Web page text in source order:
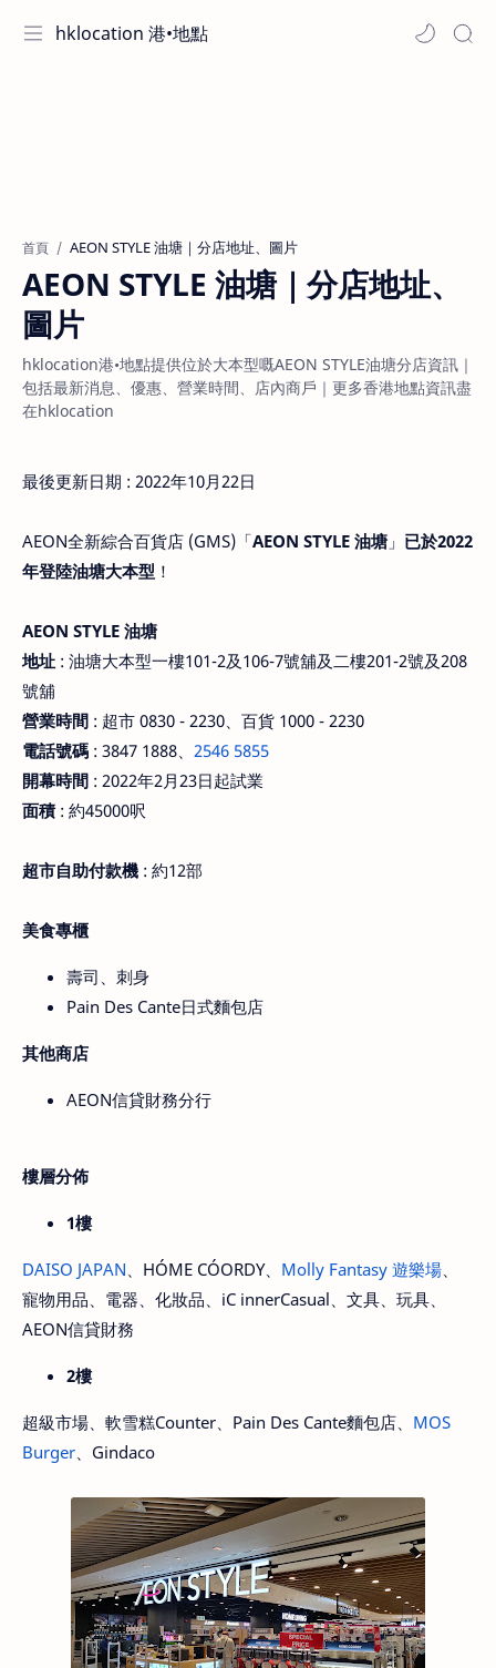
hklocation 港•地點
首頁
AEON STYLE 油塘｜分店地址、
圖片
hklocation港•地點提供位於大本型嘅AEON STYLE油塘分店資訊｜
包括最新消息、優惠、營業時間、店內商戶｜更多香港地點資訊盡
在hklocation
最後更新日期 : 2022年10月22日
AEON全新綜合百貨店 (GMS)「AEON STYLE 油塘 」 已於2022
年登陸油塘大本型 ！
AEON STYLE 油塘
地址 : 油塘大本型一樓101-2及106-7號舖及二樓201-2號及208
號舖
營業時間 : 超市 0830 - 2230、百貨 1000 - 2230
電話號碼 : 3847 1888、 2546 5855
開幕時間 : 2022年2月23日起試業
面積: 約45000呎
超市自助付款機 : 約12部
美食專櫃
壽司、刺身
Pain Des Cante日式麵包店
其他商店
AEON信貸財務分行
樓層分佈
1樓
DAISO JAPAN、HÓME CÓORDY、 Molly Fantasy 遊樂場、
寵物用品、電器、化妝品、iC innerCasual、文具、玩具、
AEON信貸財務
2樓
超級市場、軟雪糕Counter、Pain Des Cante麵包店、 MOS
Burger、Gindaco